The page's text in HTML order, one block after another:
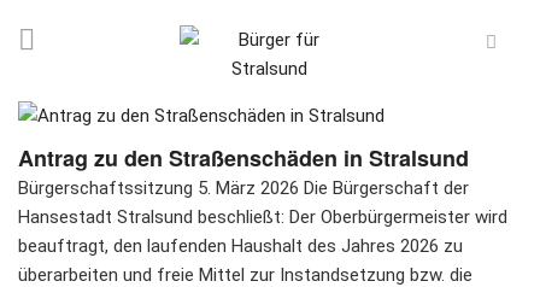
Antrag zu den Straßenschäden in Stralsund
Bürgerschaftssitzung 5. März 2026 Die Bürgerschaft der
Hansestadt Stralsund beschließt: Der Oberbürgermeister wird
beauftragt, den laufenden Haushalt des Jahres 2026 zu
überarbeiten und freie Mittel zur Instandsetzung bzw. die